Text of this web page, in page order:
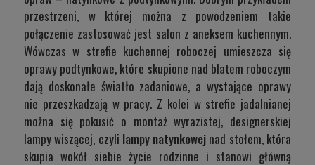
przestrzeni, w której można z powodzeniem takie
połączenie zastosować jest salon z aneksem kuchennym.
Wówczas w strefie kuchennej roboczej umieszcza się
oprawy podtynkowe, które skupione nad blatem roboczym
dają doskonałe światło zadaniowe, a wystające oprawy
nie przeszkadzają w pracy. Z kolei w strefie jadalnianej
można się pokusić o montaż wyrazistej, designerskiej
lampy wiszącej, czyli lampy natynkowej nad stołem, która
skupia wokół siebie życie rodzinne i stanowi główną